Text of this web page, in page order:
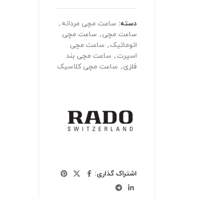
دسته: ساعت مچی مردانه ,
ساعت مچی , ساعت مچی
اتوماتیک , ساعت مچی
اسپرت , ساعت مچی بند
فلزی , ساعت مچی کلاسیک
اشتراک گذاری: